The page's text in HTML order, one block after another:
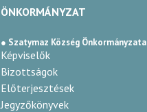
ÖNKORMÁNYZAT
● Szatymaz Község Önkormányzata
Képviselők
Bizottságok
Előterjesztések
Jegyzőkönyvek